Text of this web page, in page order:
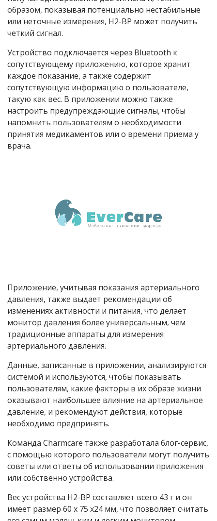
образом, показывая потенциально нестабильные
или неточные измерения, Н2-ВР может получить
четкий сигнал.
Устройство подключается через Bluetooth к
сопутствующему приложению, которое хранит
каждое показание, а также содержит
сопутствующую информацию о пользователе,
такую как вес. В приложении можно также
настроить предупреждающие сигналы, чтобы
напомнить пользователям о необходимости
принятия медикаментов или о времени приема у
врача.
Приложение, учитывая показания артериального
давления, также выдает рекомендации об
изменениях активности и питания, что делает
монитор давления более универсальным, чем
традиционные аппараты для измерения
артериального давления.
Данные, записанные в приложении, анализируются
системой и используются, чтобы показывать
пользователям, какие факторы в их образе жизни
оказывают наибольшее влияние на артериальное
давление, и рекомендуют действия, которые
необходимо предпринять.
Команда Charmcare также разработала блог-сервис,
с помощью которого пользователи могут получить
советы или ответы об использовании приложения
или собственно устройства.
Вес устройства Н2-ВР составляет всего 43 г и он
имеет размер 60 x 75 x24 мм, что позволяет считать